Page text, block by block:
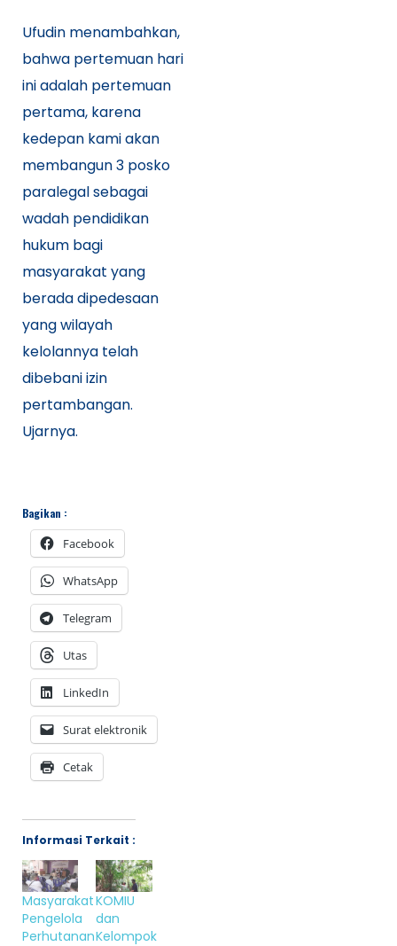
Ufudin menambahkan,
bahwa pertemuan hari
ini adalah pertemuan
pertama, karena
kedepan kami akan
membangun 3 posko
paralegal sebagai
wadah pendidikan
hukum bagi
masyarakat yang
berada dipedesaan
yang wilayah
kelolannya telah
dibebani izin
pertambangan.
Ujarnya.
Bagikan :
Facebook
WhatsApp
Telegram
Utas
LinkedIn
Surat elektronik
Cetak
Informasi Terkait :
Masyarakat
Pengelola
Perhutanan
KOMIU
dan
Kelompok